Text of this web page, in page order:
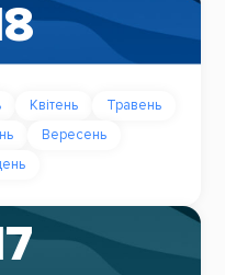
Квітень
Травень
Вересень